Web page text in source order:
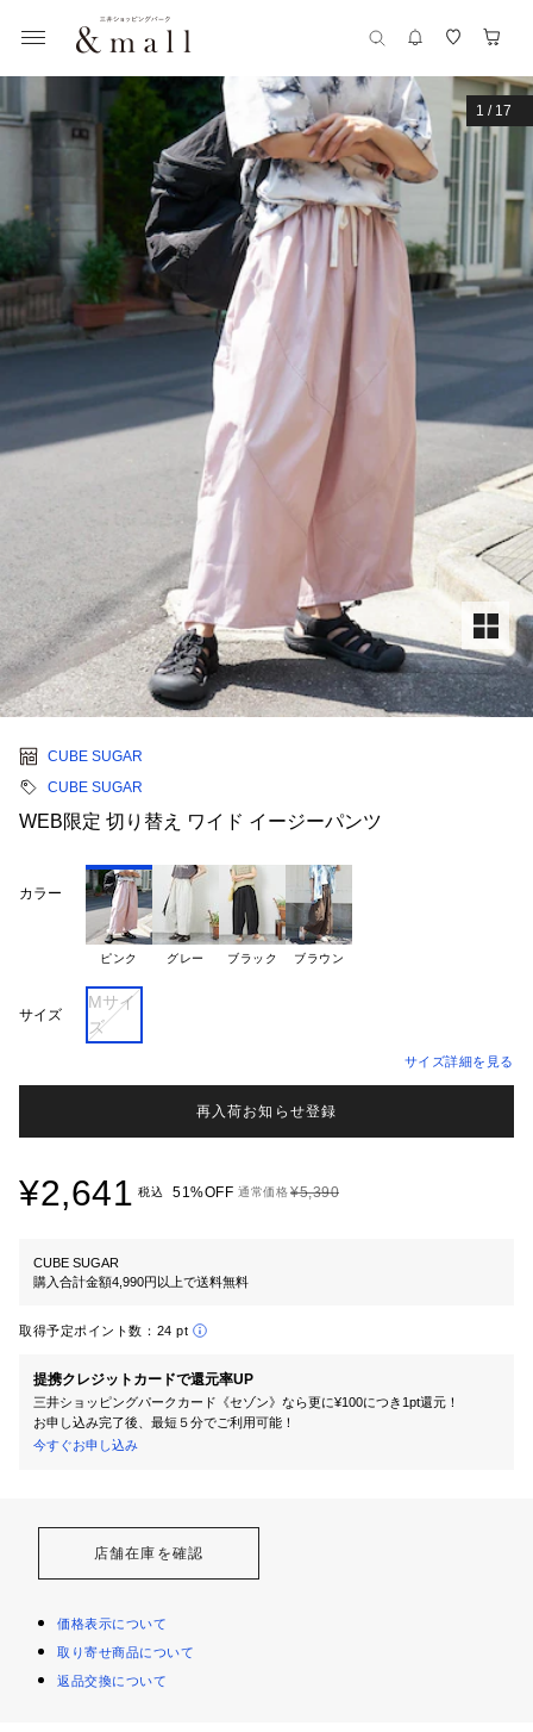
1 / 17
CUBE SUGAR
CUBE SUGAR
WEB限定 切り替え ワイド イージーパンツ
カラー
ピンク グレー ブラック ブラウン
サイズ
Mサイ
ズ
サイズ詳細を見る
再入荷お知らせ登録
¥2,641 税込 51%OFF 通常価格¥5,390
CUBE SUGAR
購入合計金額4,990円以上で送料無料
取得予定ポイント数： 24 pt
提携クレジットカードで還元率UP
三井ショッピングパークカード《セゾン》なら更に¥100につき1pt還元！
お申し込み完了後、最短５分でご利用可能！
今すぐお申し込み
店舗在庫を確認
価格表示について
取り寄せ商品について
返品交換について